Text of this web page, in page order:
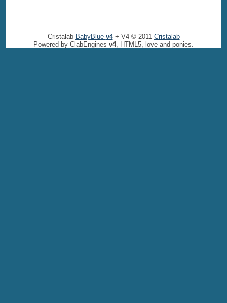
Cristalab BabyBlue v4+ V4 © 2011 Cristalab
Powered by ClabEngines v4, HTML5, love and ponies.